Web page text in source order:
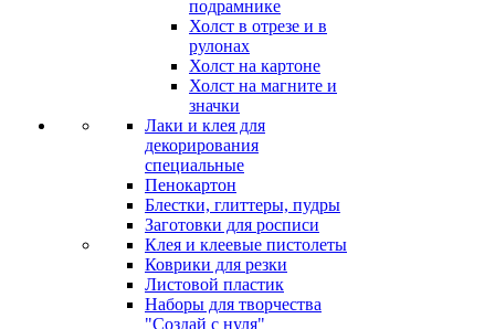
подрамнике
Холст в отрезе и в
рулонах
Холст на картоне
Холст на магните и
значки
Лаки и клея для
декорирования
специальные
Пенокартон
Блестки, глиттеры, пудры
Заготовки для росписи
Клея и клеевые пистолеты
Коврики для резки
Листовой пластик
Наборы для творчества
"Создай с нуля"